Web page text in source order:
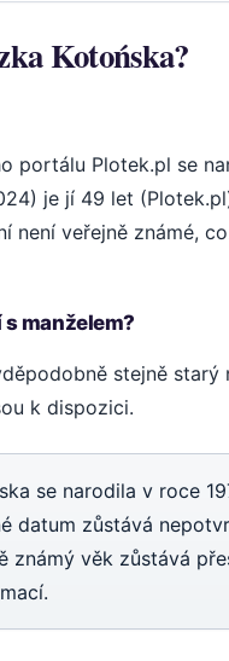
Kotońska?
portálu Plotek.pl se
je jí 49 let
není veřejně známé,
manželem?
stejně starý
k dispozici.
se narodila v roce
datum zůstává
známý věk zůstává